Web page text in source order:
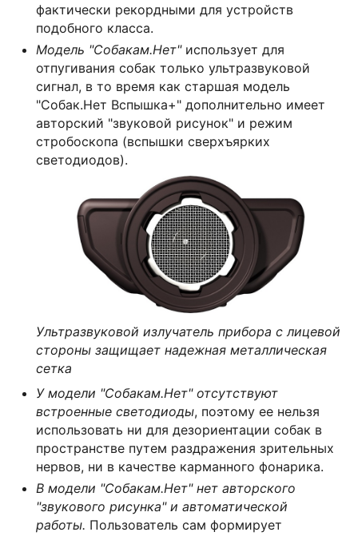
фактически рекордными для устройств
подобного класса.
Модель "Собакам.Нет"использует для
отпугивания собак только ультразвуковой
сигнал, в то время как старшая модель
"Собак.Нет Вспышка+" дополнительно имеет
авторский "звуковой рисунок" и режим
стробоскопа (вспышки сверхъярких
светодиодов).
Ультразвуковой излучатель прибора с лицевой
стороны защищает надежная металлическая
сетка
У модели "Собакам.Нет" отсутствуют
встроенные светодиоды, поэтому ее нельзя
использовать ни для дезориентации собак в
пространстве путем раздражения зрительных
нервов, ни в качестве карманного фонарика.
В модели "Собакам.Нет" нет авторского
"звукового рисунка" и автоматической
работы. Пользователь сам формирует